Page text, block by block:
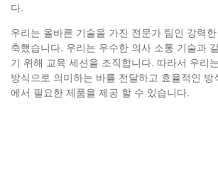
다.
우리는 올바른 기술을 가진 전문가 팀인 강력
축했습니다. 우리는 우수한 의사 소통 기술과
기 위해 교육 세션을 조직합니다. 따라서 우리
방식으로 의미하는 바를 전달하고 효율적인
에서 필요한 제품을 제공 할 수 있습니다.